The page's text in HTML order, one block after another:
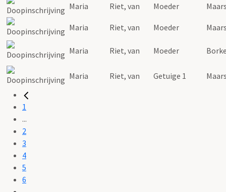
Maria Riet, van Moeder
Maria Riet, van Moeder
Maria Riet, van Moeder
Maria Riet, van Getuige 1
1
...
2
3
4
5
6